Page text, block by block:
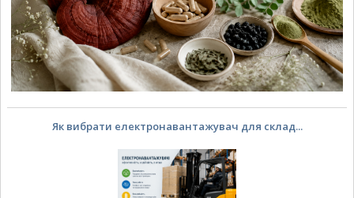
Як вибрати електронавантажувач для склад...